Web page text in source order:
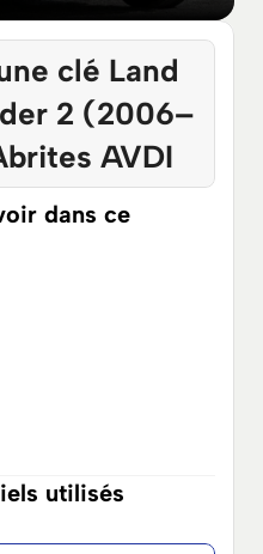
clé Land
2 (2006–
AVDI
dans ce
utilisés